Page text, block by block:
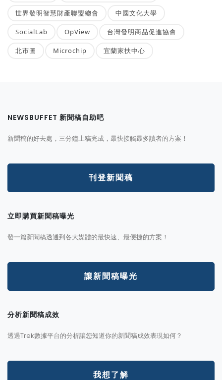
世界發明智慧財產聯盟總會 中國文化大學
SocialLab OpView 台灣發明商品促進協會
北市圖 Microchip 宜蘭家扶中心
NEWSBUFFET 新聞稿自助吧
新聞稿的好去處，三分鐘上稿完成，最快接觸最多讀者的方案！
刊登新聞稿
立即購買新聞稿曝光
發一篇新聞稿透通到各大媒體的最快速、最便捷的方案！
讓新聞稿曝光
分析新聞稿成效
透過Trek數據平台的分析讓您知道你的新聞稿成效表現如何？
我想了解